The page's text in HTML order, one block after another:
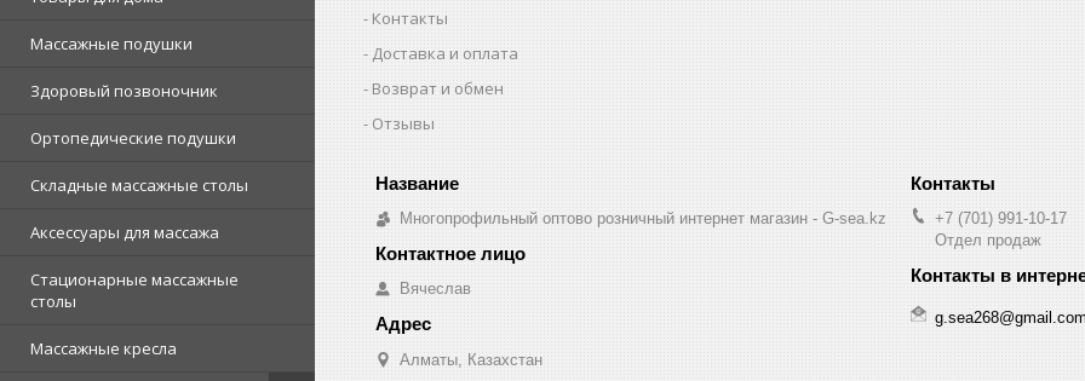
Массажные подушки
Здоровый позвоночник
Ортопедические подушки
Складные массажные столы
Аксессуары для массажа
Стационарные массажные
столы
Массажные кресла
Контакты
Доставка и оплата
Возврат и обмен
Отзывы
Многопрофильный оптово розничный интернет магазин - G-sea.kz
Вячеслав
Алматы, Казахстан
+7 (701) 991-10-17
Отдел продаж
g.sea268@gmail.com